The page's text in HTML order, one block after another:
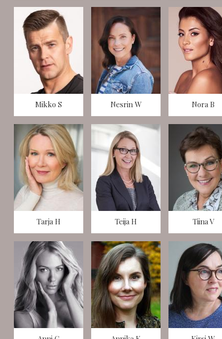
Mikko S Nesrin W Nora B
Tarja H Teija H Tiina V